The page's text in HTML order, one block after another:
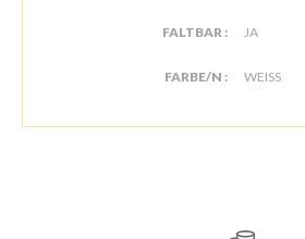
FALTBAR : JA
FARBE/N : WEISS